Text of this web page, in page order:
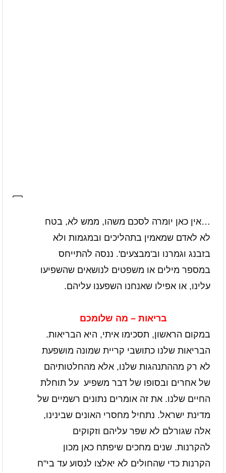
…אין כאן יומרה לסכם משהו, ממש לא, בטח
לא לאדם שמאמין בתהליכים ובמגמות ולא
בזבנג וגמרנו וב'מבצעים'. ננסה להתייחס
במספר מילים או משפטים לנושאים שהשפיעו
עלינו, או אפילו שאנחנו השפענו עליהם.
בריאות – מה שלומכם
במקום הראשון, תסכימו איתי, היא הבריאות.
הבריאות שלנו כתושבי קריית שמונה מושפעת
לא רק מההתנהגות שלנו, אלא מהחלטותיהם
של אחרים ובסופו של דבר משפיע על תוחלת
החיים שלנו. את זה אומרים נתונים רשמיים של
מדינת ישראל. נתחיל מחסרי האונים שבינינו,
אלה שגורלם לא שפר עליהם וזקוקים
להקרנות. שנים מחכים שיפתח כאן מכון
הקרנות כדי שהחולים לא יאלצו לנסוע עד בי"ח